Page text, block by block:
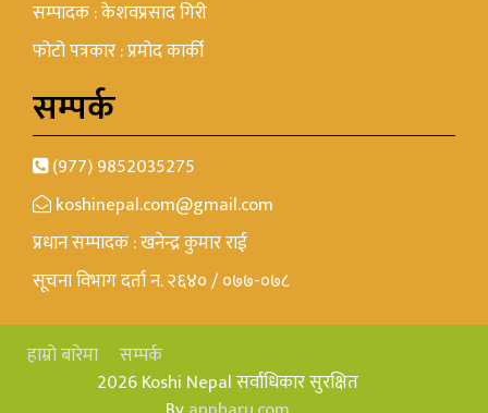
सम्पादक : केशवप्रसाद गिरी
फोटो पत्रकार : प्रमोद कार्की
सम्पर्क
(977) 9852035275
koshinepal.com@gmail.com
प्रधान सम्पादक : खनेन्द्र कुमार राई
सूचना विभाग दर्ता न. २६४० / ०७७-०७८
हाम्रो बारेमा
सम्पर्क
2026 Koshi Nepal सर्वाधिकार सुरक्षित